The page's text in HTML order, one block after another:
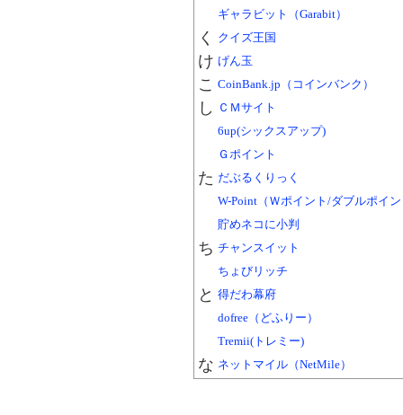
ギャラビット（Garabit）
く クイズ王国
け げん玉
こ CoinBank.jp（コインバンク）
し
ＣＭサイト
6up(シックスアップ)
Ｇポイント
た だぶるくりっく
W-Point（Ｗポイント/ダブルポイ
貯めネコに小判
ち チャンスイット
ちょびリッチ
と 得だわ幕府
dofree（どふりー）
Tremii(トレミー)
な ネットマイル（NetMile）